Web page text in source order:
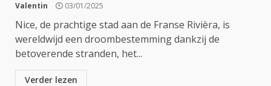
Valentin 03/01/2025
Nice, de prachtige stad aan de Franse Rivièra, is
wereldwijd een droombestemming dankzij de
betoverende stranden, het...
Verder lezen